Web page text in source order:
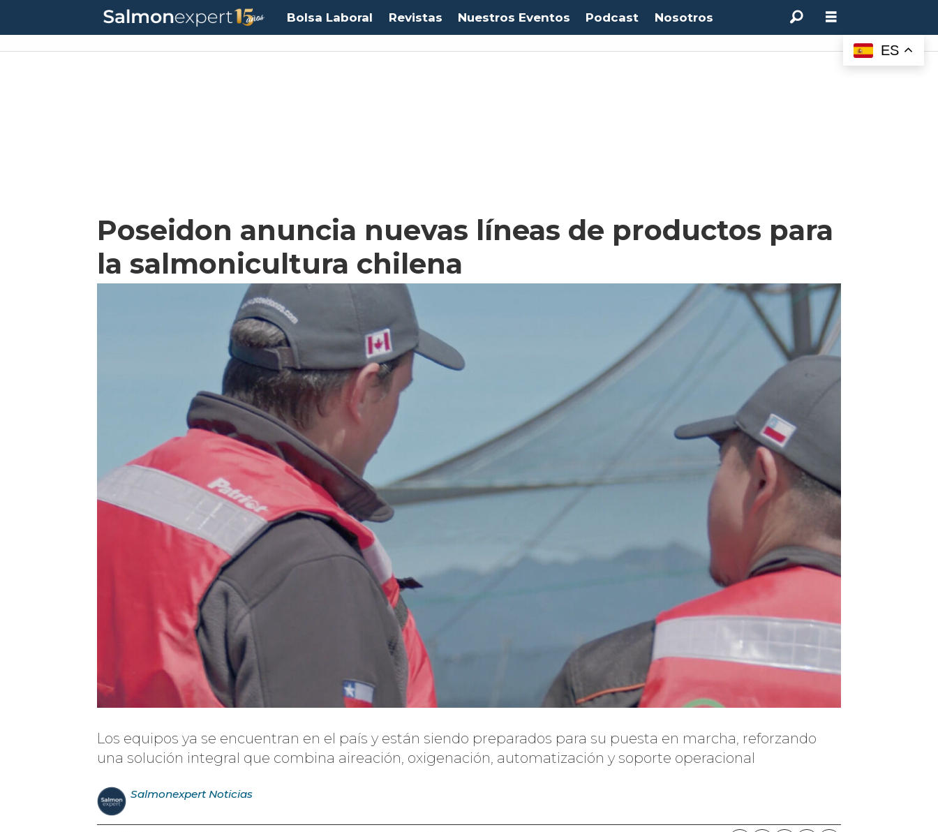
Bolsa Laboral Revistas Nuestros Eventos Podcast Nosotros
Poseidon anuncia nuevas líneas de productos para
la salmonicultura chilena
Los equipos ya se encuentran en el país y están siendo preparados para su puesta en marcha, reforzando
una solución integral que combina aireación, oxigenación, automatización y soporte operacional
Salmonexpert Noticias
ES